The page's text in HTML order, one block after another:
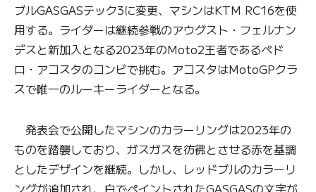
ブルGASGASテック3に変更、マシンはKTM RC16を使
用する。ライダーは継続参戦のアウグスト・フェルナン
デスと新加入となる2023年のMoto2王者であるペド
ロ・アコスタのコンビで挑む。アコスタはMotoGPクラ
スで唯一のルーキーライダーとなる。
発表会で公開したマシンのカラーリングは2023年の
ものを踏襲しており、ガスガスを彷彿とさせる赤を基調
としたデザインを継続。しかし、レッドブルのカラーリ